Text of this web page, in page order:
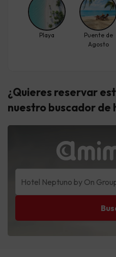
Playa
Puente de
Agosto
¿Quieres reservar
nuestro buscador de